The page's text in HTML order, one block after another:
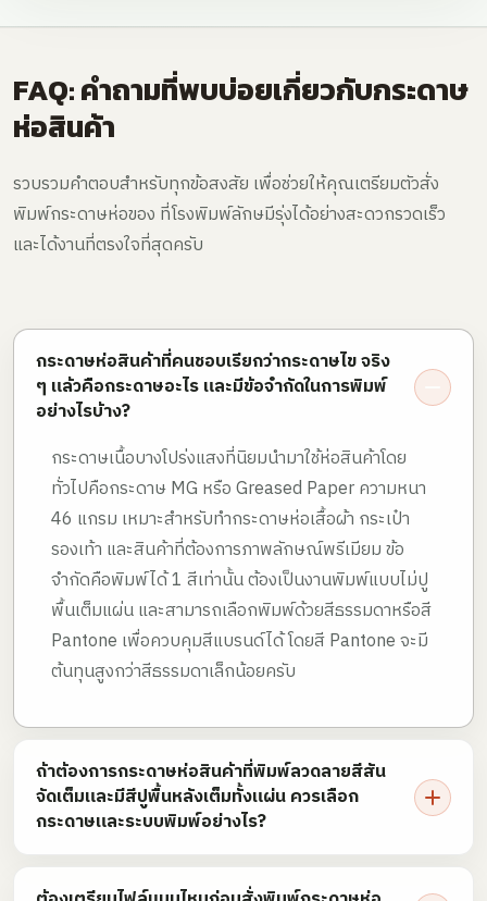
FAQ: คำถามที่พบบ่อยเกี่ยวกับกระดาษ
ห่อสินค้า
รวบรวมคำตอบสำหรับทุกข้อสงสัย เพื่อช่วยให้คุณเตรียมตัวสั่ง
พิมพ์กระดาษห่อของ ที่โรงพิมพ์ลักษมีรุ่งได้อย่างสะดวกรวดเร็ว
และได้งานที่ตรงใจที่สุดครับ
กระดาษห่อสินค้าที่คนชอบเรียกว่ากระดาษไข จริง
ๆ แล้วคือกระดาษอะไร และมีข้อจำกัดในการพิมพ์
อย่างไรบ้าง?
กระดาษเนื้อบางโปร่งแสงที่นิยมนำมาใช้ห่อสินค้าโดย
ทั่วไปคือกระดาษ MG หรือ Greased Paper ความหนา
46 แกรม เหมาะสำหรับทำกระดาษห่อเสื้อผ้า กระเป๋า
รองเท้า และสินค้าที่ต้องการภาพลักษณ์พรีเมียม ข้อ
จำกัดคือพิมพ์ได้ 1 สีเท่านั้น ต้องเป็นงานพิมพ์แบบไม่ปู
พื้นเต็มแผ่น และสามารถเลือกพิมพ์ด้วยสีธรรมดาหรือสี
Pantone เพื่อควบคุมสีแบรนด์ได้ โดยสี Pantone จะมี
ต้นทุนสูงกว่าสีธรรมดาเล็กน้อยครับ
ถ้าต้องการกระดาษห่อสินค้าที่พิมพ์ลวดลายสีสัน
จัดเต็มและมีสีปูพื้นหลังเต็มทั้งแผ่น ควรเลือก
กระดาษและระบบพิมพ์อย่างไร?